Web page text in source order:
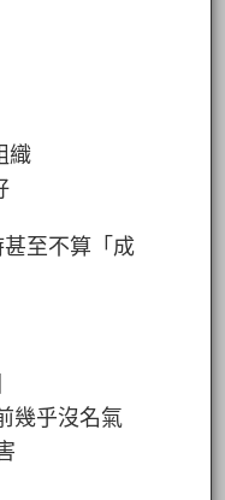
織
至不算「成
幾乎沒名氣